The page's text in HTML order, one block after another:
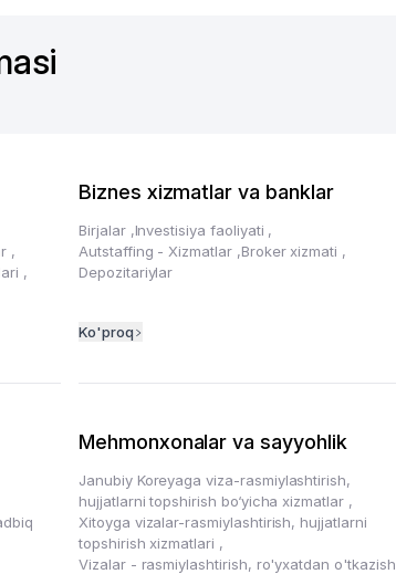
,
,
Biznes xizmatlar va banklar
Birjalar ,Investisiya faoliyati ,
Autstaffing - Xizmatlar ,Broker xizmati ,
Depozitariylar
Ko'proq
Mehmonxonalar va sayyohlik
Janubiy Koreyaga viza-rasmiylashtirish,
hujjatlarni topshirish bo‘yicha xizmatlar ,
Xitoyga vizalar-rasmiylashtirish, hujjatlarni
topshirish xizmatlari ,
Vizalar - rasmiylashtirish, ro'yxatdan o'tkazish